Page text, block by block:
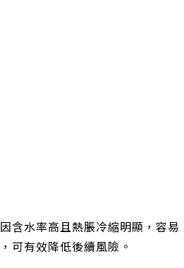
含水率高且熱脹冷縮明顯，容易
可有效降低後續風險。